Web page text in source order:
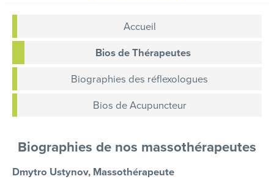
Accueil
Bios de Thérapeutes
Biographies des réflexologues
Bios de Acupuncteur
Biographies de nos massothérapeutes
Dmytro Ustynov, Massothérapeute